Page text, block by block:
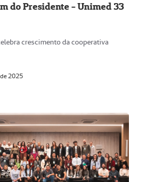
do Presidente - Unimed 33
crescimento da cooperativa
2025